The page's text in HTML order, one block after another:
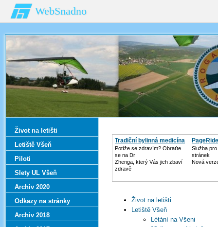
WebSnadno
Tradiční bylinná medicína
Potíže se zdravím? Obraťte
se na Dr
Zhenga, který Vás jich zbaví
zdravě
Služba
stránek
Nová
Život na letišti
Letiště Všeň
Létání na Všeni
Život na letišti
Letiště Všeň
Piloti
Slety UL Všeň
Archiv 2020
Odkazy na stránky
Archiv 2018